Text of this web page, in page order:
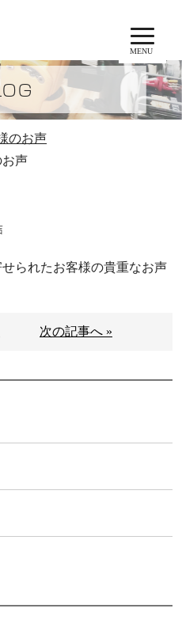
MENU
のお声
声
られたお客様の貴重なお声
次の記事へ »